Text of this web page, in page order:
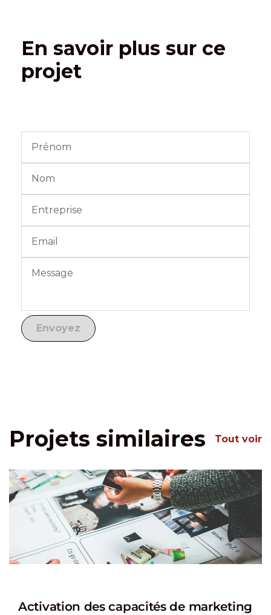
En savoir plus sur ce
projet
Projets similaires Tout voir
Activation des capacités de marketing